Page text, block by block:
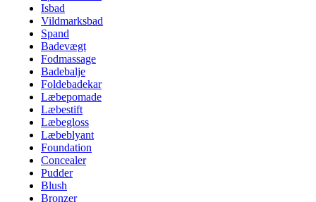
Isbad
Vildmarksbad
Spand
Badevægt
Fodmassage
Badebalje
Foldebadekar
Læbepomade
Læbestift
Læbegloss
Læbeblyant
Foundation
Concealer
Pudder
Blush
Bronzer